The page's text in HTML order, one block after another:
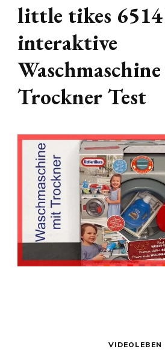
little tikes
interaktive
Trockner Test
VIDEOLEBEN